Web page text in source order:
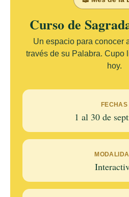
Curso de
Un espacio para conocer
través de su Palabra.
hoy.
FECHAS
1 al 30 de